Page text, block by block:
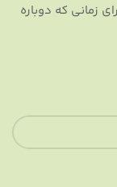
زمانی که دوباره